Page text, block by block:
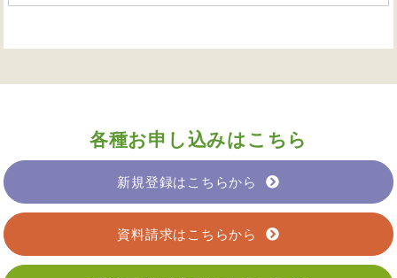
各種お申し込みはこちら
新規登録はこちらから
資料請求はこちらから